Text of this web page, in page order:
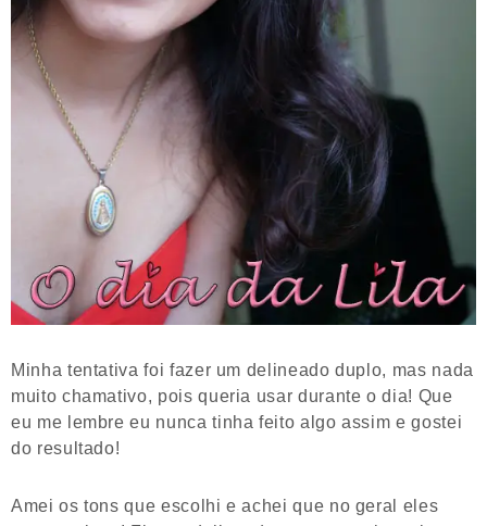
Minha tentativa foi fazer um delineado duplo, mas nada
muito chamativo, pois queria usar durante o dia! Que
eu me lembre eu nunca tinha feito algo assim e gostei
do resultado!
Amei os tons que escolhi e achei que no geral eles